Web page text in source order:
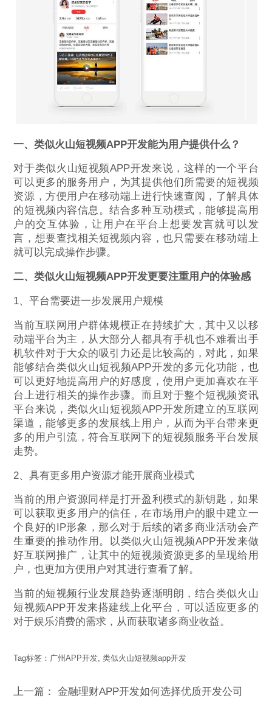
一、类似火山短视频APP开发能为用户提供什么？
对于类似火山短视频APP开发来说，这样的一个平台
可以更多的服务用户，为其提供他们所需要的短视频
资源，方便用户在移动端上进行快速查阅，了解具体
的短视频内容信息。结合多种互动模式，能够提高用
户的交互体验，让用户在平台上想要发言就可以发
言，想要查找相关短视频内容，也只需要在移动端上
就可以完成操作步骤。
二、类似火山短视频APP开发更要注重用户的体验感
1、平台需要进一步发展用户规模
当前互联网用户群体规模正在持续扩大，其中又以移
动端平台为主，从大部分人都具有手机也不难看出手
机软件对于大众的吸引力还是比较高的，对此，如果
能够结合类似火山短视频APP开发的多元化功能，也
可以更好地提高用户的好感度，使用户更加喜欢在平
台上进行相关的操作步骤。而且对于整个短视频资讯
平台来说，类似火山短视频APP开发所建立的互联网
渠道，能够更多的发展线上用户，从而为平台带来更
多的用户引流，符合互联网下的短视频服务平台发展
走势。
2、具有更多用户资源才能开展商业模式
当前的用户资源同样是打开盈利模式的新钥匙，如果
可以获取更多用户的信任，在市场用户的眼中建立一
个良好的IP形象，那么对于后续的诸多商业活动会产
生重要的推动作用。以类似火山短视频APP开发来做
好互联网推广，让其中的短视频资源更多的呈现给用
户，也更加方便用户对其进行查看了解。
当前的短视频行业发展趋势逐渐明朗，结合类似火山
短视频APP开发来搭建线上化平台，可以适应更多的
对于娱乐消费的需求，从而获取诸多商业收益。
Tag标签： 广州APP开发,类似火山短视频app开发
上一篇：金融理财APP开发如何选择优质开发公司